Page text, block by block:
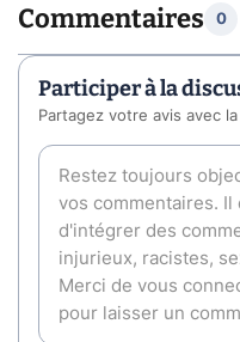
Commentaires 0
Participer à la
Partagez votre avis avec